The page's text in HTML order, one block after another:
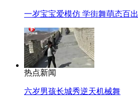
一岁宝宝爱模仿 学街舞萌态百出
热点新闻
六岁男孩长城秀逆天机械舞